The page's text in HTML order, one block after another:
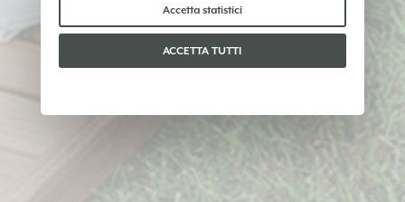
Per favore, scegli quali cookie accettare:
Accetta statistici
ACCETTA TUTTI